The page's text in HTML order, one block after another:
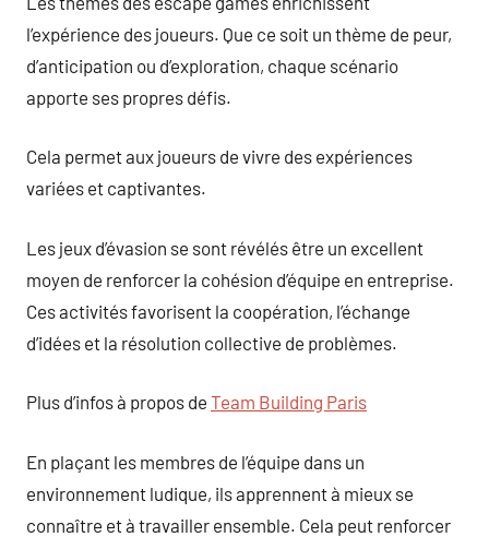
l’expérience des joueurs. Que ce soit un thème de peur,
d’anticipation ou d’exploration, chaque scénario
apporte ses propres défis.
Cela permet aux joueurs de vivre des expériences
variées et captivantes.
Les jeux d’évasion se sont révélés être un excellent
moyen de renforcer la cohésion d’équipe en entreprise.
Ces activités favorisent la coopération, l’échange
d’idées et la résolution collective de problèmes.
Plus d’infos à propos de Team Building Paris
En plaçant les membres de l’équipe dans un
environnement ludique, ils apprennent à mieux se
connaître et à travailler ensemble. Cela peut renforcer